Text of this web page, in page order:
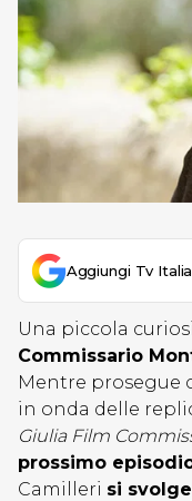
Aggiungi Tv
Una piccola
Commissario
Mentre prosegue
in onda delle
Giulia Film
prossimo
Camilleri si